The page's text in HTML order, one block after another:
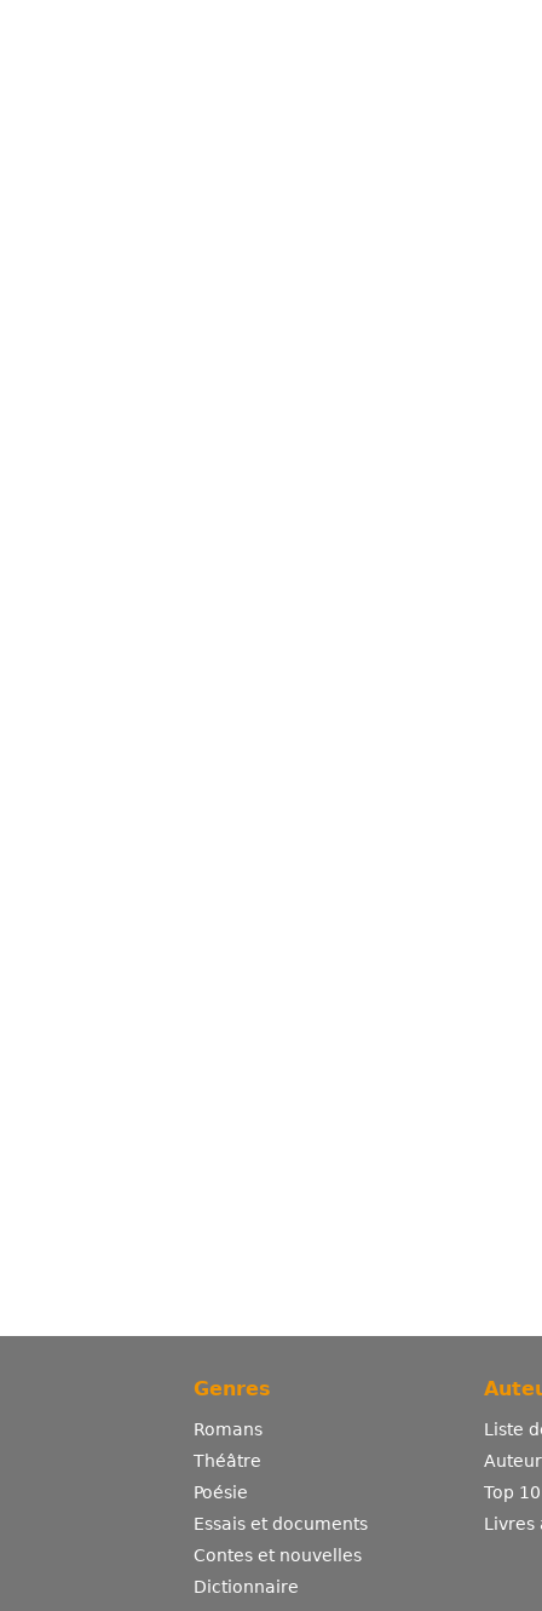
Genres
Romans
Théâtre
Poésie
Essais et documents
Contes et nouvelles
Dictionnaire
Liste
Top
Livres